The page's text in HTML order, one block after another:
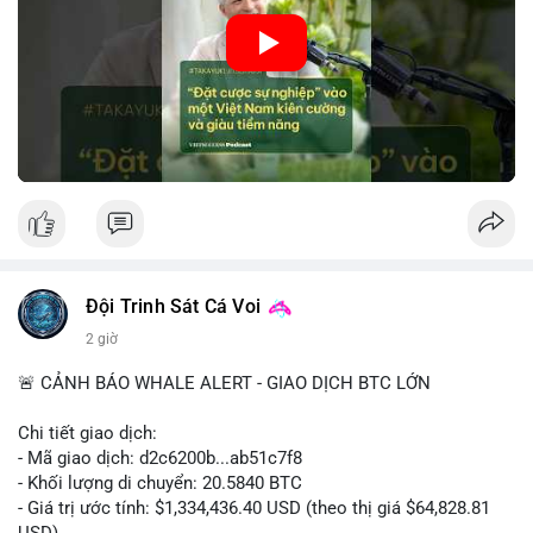
• Tâm lý ngắn hạn: Tiêu cực do dữ liệu việc làm Mỹ kém khả
quan và sự bất định về pháp lý tại Mỹ.
• Hành động: Cẩn trọng với các lệnh đòn bẩy cao; theo dõi sát
biến động kinh tế vĩ mô Mỹ.
📊 Nguồn: Radar Tâm Lý Thị Trường
Nguồn: VIETSUCCESS
Đội Trinh Sát Cá Voi
2 giờ
🚨 CẢNH BÁO WHALE ALERT - GIAO DỊCH BTC LỚN
Chi tiết giao dịch:
- Mã giao dịch: d2c6200b...ab51c7f8
- Khối lượng di chuyển: 20.5840 BTC
- Giá trị ước tính: $1,334,436.40 USD (theo thị giá $64,828.81